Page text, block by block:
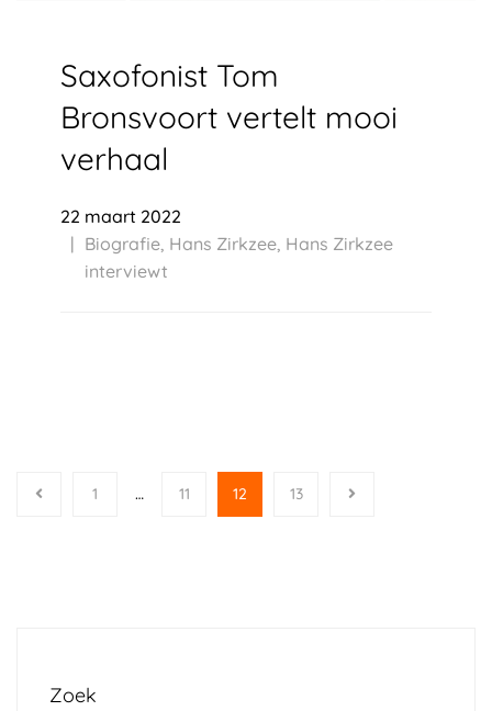
Saxofonist Tom
Bronsvoort vertelt mooi
verhaal
22 maart 2022
Biografie Hans Zirkzee Hans Zirkzee
interviewt
1 … 11 12 13
Zoek